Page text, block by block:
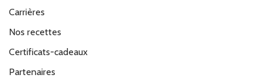
Carrières
Nos recettes
Certificats-cadeaux
Partenaires